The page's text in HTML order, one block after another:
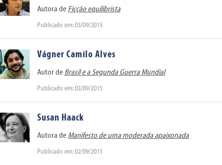
Autora de Ficção equilibrista
Publicado em: 03/09/2015
Vágner Camilo Alves
Autor de Brasil e a Segunda Guerra Mundial
Publicado em: 03/09/2015
Susan Haack
Autora de Manifesto de uma moderada apaixonada
Publicado em: 02/09/2015